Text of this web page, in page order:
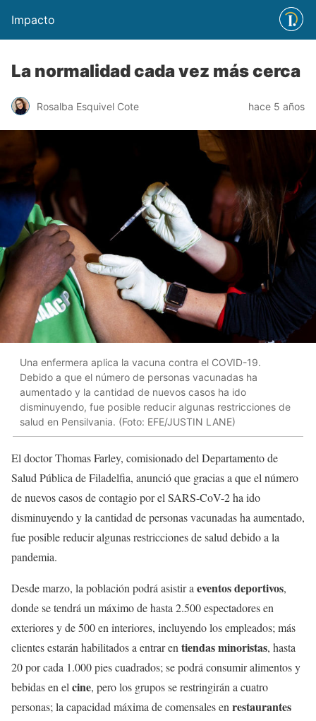
Impacto
La normalidad cada vez más cerca
Rosalba Esquivel Cote hace 5 años
Una enfermera aplica la vacuna contra el COVID-19.
Debido a que el número de personas vacunadas ha
aumentado y la cantidad de nuevos casos ha ido
disminuyendo, fue posible reducir algunas restricciones de
salud en Pensilvania. (Foto: EFE/JUSTIN LANE)
El doctor Thomas Farley, comisionado del Departamento de
Salud Pública de Filadelfia, anunció que gracias a que el número
de nuevos casos de contagio por el SARS-CoV-2 ha ido
disminuyendo y la cantidad de personas vacunadas ha aumentado,
fue posible reducir algunas restricciones de salud debido a la
pandemia.
Desde marzo, la población podrá asistir aeventos deportivos,
donde se tendrá un máximo de hasta 2.500 espectadores en
exteriores y de 500 en interiores, incluyendo los empleados; más
clientes estarán habilitados a entrar entiendas minoristas, hasta
20 por cada 1.000 pies cuadrados; se podrá consumir alimentos y
bebidas en elcine, pero los grupos se restringirán a cuatro
personas; la capacidad máxima de comensales enrestaurantes